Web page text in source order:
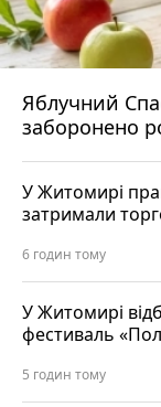
Яблучний
заборонено
У Житомирі
затримали
6 годин тому
У Житомирі
фестиваль
5 годин тому